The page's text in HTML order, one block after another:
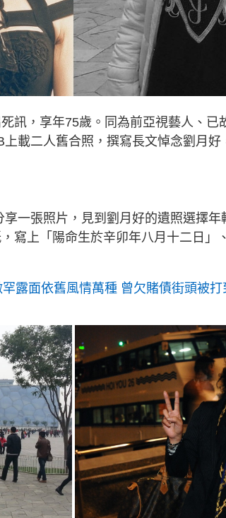
訊，享年75歲。同為前亞視藝人、已
載二人舊合照，撰寫長文悼念劉月
一張照片，見到劉月好的遺照選擇
寫上「陽命生於辛卯年八月十二日」
露面依舊風情萬種 曾欠賭債街頭被打